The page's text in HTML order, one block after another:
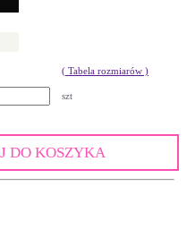
( Tabela rozmiarów )
szt
DO KOSZYKA